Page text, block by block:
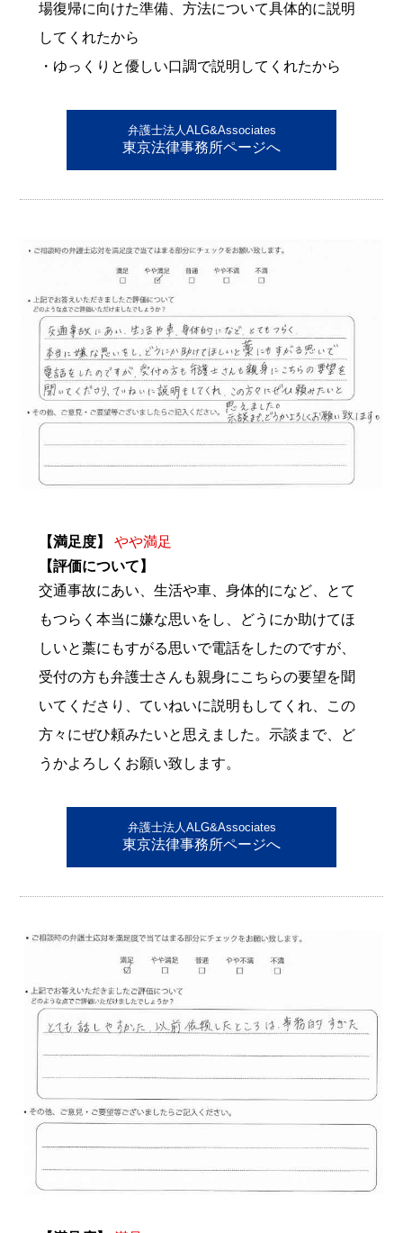
場復帰に向けた準備、方法について具体的に説明
してくれたから
・ゆっくりと優しい口調で説明してくれたから
弁護士法人ALG&Associates
東京法律事務所ページへ
【満足度】
やや満足
【評価について】
交通事故にあい、生活や車、身体的になど、とて
もつらく本当に嫌な思いをし、どうにか助けてほ
しいと藁にもすがる思いで電話をしたのですが、
受付の方も弁護士さんも親身にこちらの要望を聞
いてくださり、ていねいに説明もしてくれ、この
方々にぜひ頼みたいと思えました。示談まで、ど
うかよろしくお願い致します。
弁護士法人ALG&Associates
東京法律事務所ページへ